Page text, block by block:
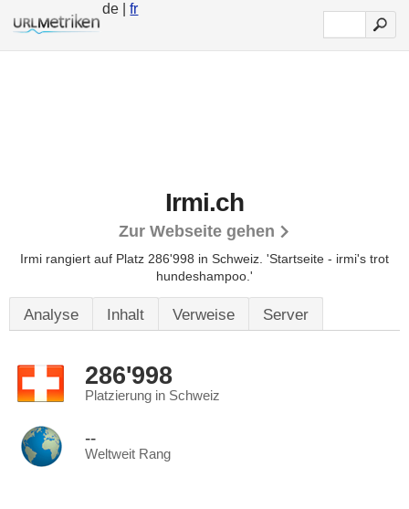
de |fr
Irmi.ch
Zur Webseite gehen
Irmi rangiert auf Platz 286'998 in Schweiz. 'Startseite - irmi's trot
hundeshampoo.'
Analyse Inhalt Verweise Server
286'998
Platzierung in Schweiz
--
Weltweit Rang